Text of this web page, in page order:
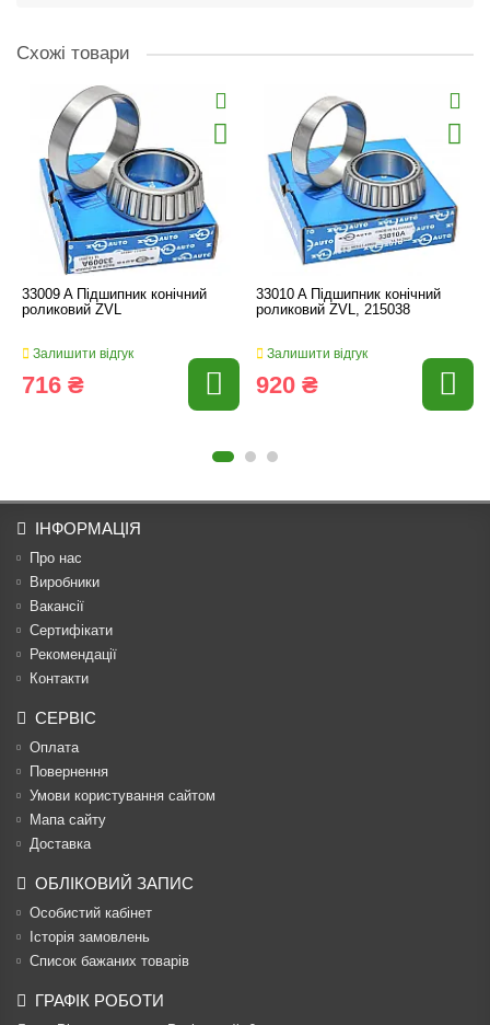
Схожі товари
33009 A Підшипник конічний
роликовий ZVL
Залишити відгук
716 ₴
33010 A Підшипник конічний
роликовий ZVL, 215038
Залишити відгук
920 ₴
ІНФОРМАЦІЯ
Про нас
Виробники
Вакансії
Сертифікати
Рекомендації
Контакти
СЕРВІС
Оплата
Повернення
Умови користування сайтом
Мапа сайту
Доставка
ОБЛІКОВИЙ ЗАПИС
Особистий кабінет
Історія замовлень
Список бажаних товарів
ГРАФІК РОБОТИ